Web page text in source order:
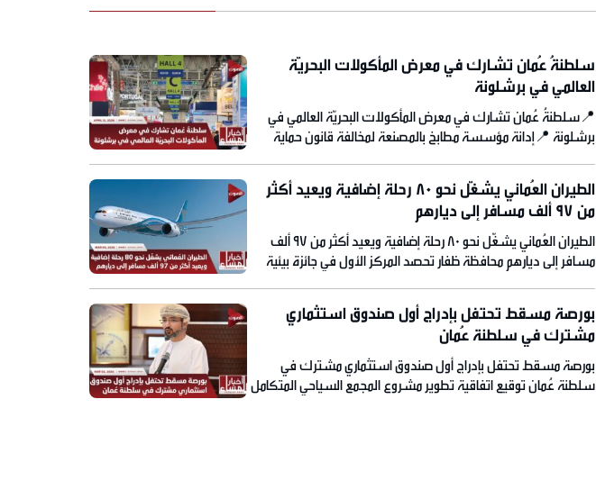
سلطنةُ عُمان تشارك في معرض المأكولات البحريّة
العالمي في برشلونة
📍سلطنةُ عُمان تشارك في معرض المأكولات البحريّة العالمي في
برشلونة 📍إدانة مؤسسة مطابخ بالمصنعة لمخالفة قانون حماية
الطيران العُماني يشغّل نحو 80 رحلة إضافية ويعيد أكثر
من 97 ألف مسافر إلى ديارهم
الطيران العُماني يشغّل نحو 80 رحلة إضافية ويعيد أكثر من 97 ألف
مسافر إلى ديارهم محافظة ظفار تحصد المركز الأول في جائزة بيئية
بورصة مسقط تحتفل بإدراج أول صندوق استثماري
مشترك في سلطنة عُمان
بورصة مسقط تحتفل بإدراج أول صندوق استثماري مشترك في
سلطنة عُمان توقيع اتفاقية تطوير مشروع المجمع السياحي المتكامل